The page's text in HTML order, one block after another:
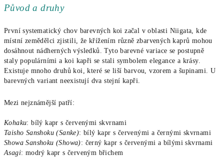
Původ a druhy
První systematický chov barevných koi začal v oblasti Niigata, kde
místní zemědělci zjistili, že křížením různě zbarvených kaprů mohou
dosáhnout nádherných výsledků. Tyto barevné variace se postupně
staly populárními a koi kapři se stali symbolem elegance a krásy.
Existuje mnoho druhů koi, které se liší barvou, vzorem a šupinami. U
barevných variant neexistují dva stejní kapři.
Mezi nejznámější patří:
Kohaku: bílý kapr s červenými skvrnami
Taisho Sanshoku (Sanke): bílý kapr s červenými a černými skvrnami
Showa Sanshoku (Showa): černý kapr s červenými a bílými skvrnami
Asagi: modrý kapr s červeným břichem